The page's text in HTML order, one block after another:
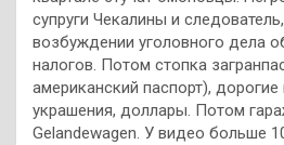
супруги Чекалины и
возбуждении уголовного дела
налогов. Потом стопка
американский паспорт),
украшения, доллары. Потом
Gelandewagen. У видео больше